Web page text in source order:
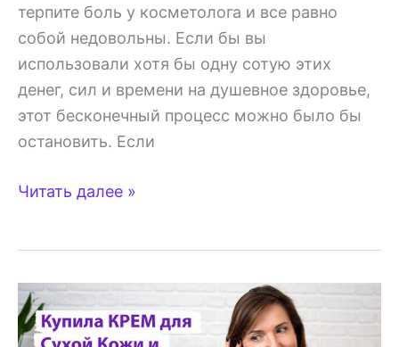
терпите боль у косметолога и все равно
собой недовольны. Если бы вы
использовали хотя бы одну сотую этих
денег, сил и времени на душевное здоровье,
этот бесконечный процесс можно было бы
остановить. Если
Дешёвая
самооценка
Читать далее »